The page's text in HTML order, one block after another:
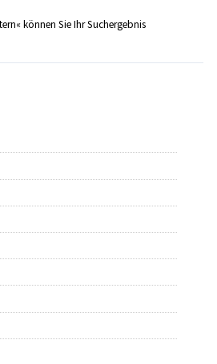
können Sie Ihr Suchergebnis